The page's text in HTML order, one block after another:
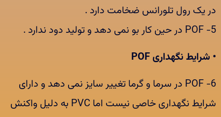
در یک رول تلورانس ضخامت دارد .
5- POF در حین کار بو نمی دهد و تولید دود ندارد .
• شرایط نگهداری POF
6- POF در سرما و گرما تغییر سایز نمی دهد و دارای
شرایط نگهداری خاصی نیست اما PVC به دلیل واکنش